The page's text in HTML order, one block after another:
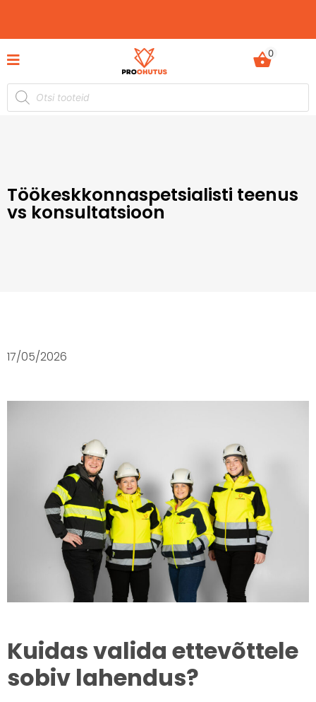
Ohutusjuhendid hetkel -50% soodustusega!
0
Töökeskkonnaspetsialisti teenus
vs konsultatsioon
17/05/2026
Kuidas valida ettevõttele
sobiv lahendus?